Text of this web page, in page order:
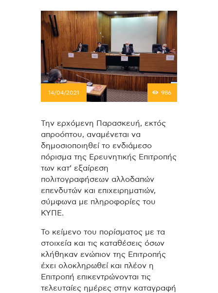
14/04/2021 986
Την ερχόμενη Παρασκευή, εκτός
απροόπτου, αναμένεται να
δημοσιοποιηθεί το ενδιάμεσο
πόρισμα της Ερευνητικής Επιτροπής
των κατ’ εξαίρεση
πολιτογραφήσεων αλλοδαπών
επενδυτών και επιχειρηματιών,
σύμφωνα με πληροφορίες του
ΚΥΠΕ.
Το κείμενο του πορίσματος με τα
στοιχεία και τις καταθέσεις όσων
κλήθηκαν ενώπιον της Επιτροπής
έχει ολοκληρωθεί και πλέον η
Επιτροπή επικεντρώνονται τις
τελευταίες ημέρες στην καταγραφή